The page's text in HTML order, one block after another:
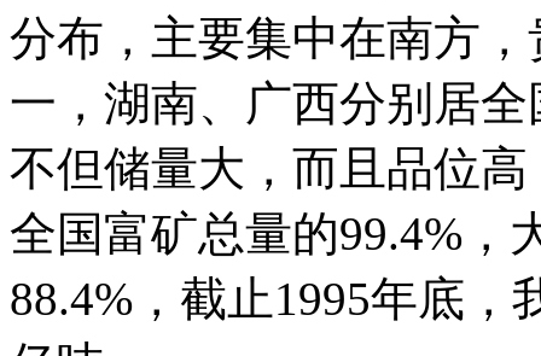
分布，主要集中在南方
一，湖南、广西分别居
不但储量大，而且品位高
全国富矿总量的99.4%，
88.4%，截止1995年底